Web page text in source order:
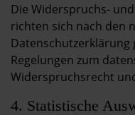
Die Widerspruchs-
richten sich nach den
Datenschutzerklärung
Regelungen zum
Widerspruchsrecht
4. Statistische